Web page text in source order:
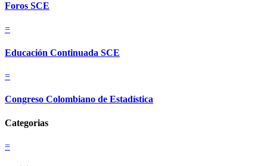
Foros SCE
=
Educación Continuada SCE
=
Congreso Colombiano de Estadística
Categorias
=